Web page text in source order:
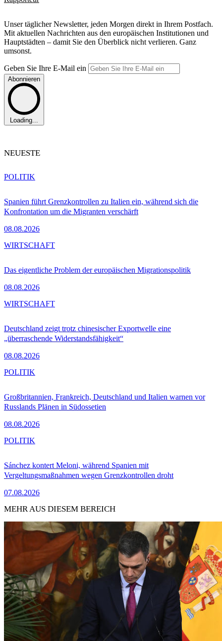
Unser täglicher Newsletter, jeden Morgen direkt in Ihrem Postfach.
Mit aktuellen Nachrichten aus den europäischen Institutionen und
Hauptstädten – damit Sie den Überblick nicht verlieren. Ganz
umsonst.
Geben Sie Ihre E-Mail ein
Abonnieren
Loading...
NEUESTE
Spanien führt Grenzkontrollen zu Italien ein, während sich die
Konfrontation um die Migranten verschärft
08.08.2026
POLITIK
Das eigentliche Problem der europäischen Migrationspolitik
08.08.2026
WIRTSCHAFT
Deutschland zeigt trotz chinesischer Exportwelle eine
„überraschende Widerstandsfähigkeit“
08.08.2026
WIRTSCHAFT
Großbritannien, Frankreich, Deutschland und Italien warnen vor
Russlands Plänen in Südossetien
08.08.2026
POLITIK
Sánchez kontert Meloni, während Spanien mit
Vergeltungsmaßnahmen wegen Grenzkontrollen droht
07.08.2026
POLITIK
MEHR AUS DIESEM BEREICH